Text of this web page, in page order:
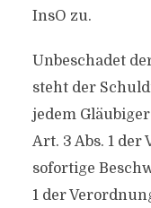
InsO zu.
Unbeschadet
steht der
jedem
Art. 3 Abs. 1 der
sofortige
1 der